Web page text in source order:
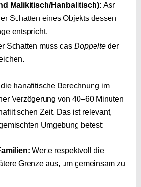
Malikitisch/Hanbalitisch): Asr
Schatten eines Objekts dessen
entspricht.
Schatten muss das Doppelte der
die hanafitische Berechnung im
Verzögerung von 40–60 Minuten
Zeit. Das ist relevant,
Umgebung betest:
Werte respektvoll die
Grenze aus, um gemeinsam zu